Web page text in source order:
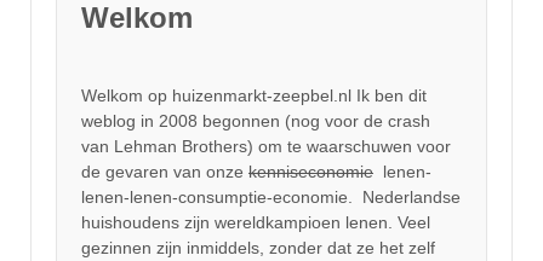
Welkom
Welkom op huizenmarkt-zeepbel.nl Ik ben dit
weblog in 2008 begonnen (nog voor de crash
van Lehman Brothers) om te waarschuwen voor
de gevaren van onze kenniseconomie lenen-
lenen-lenen-consumptie-economie. Nederlandse
huishoudens zijn wereldkampioen lenen. Veel
gezinnen zijn inmiddels, zonder dat ze het zelf